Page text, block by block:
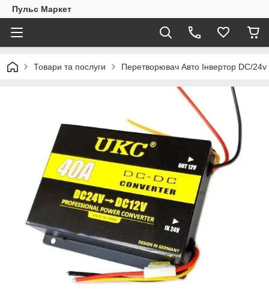
Пульс Маркет
Товари та послуги Перетворювач Авто Інвертор DC/